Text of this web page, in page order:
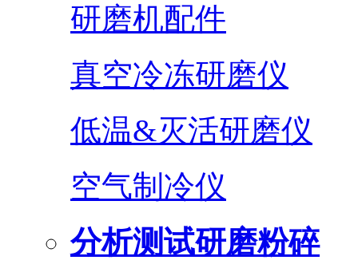
研磨机配件
真空冷冻研磨仪
低温&灭活研磨仪
空气制冷仪
分析测试研磨粉碎